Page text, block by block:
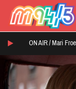
ON AIR / Mari